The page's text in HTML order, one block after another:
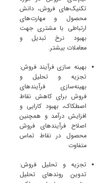
تکنیک‌های فروش، دانش
محصول و مهارت‌های
ارتباطی با مشتری جهت
بهبود نرخ تبدیل و
معاملات بیشتر.
بهینه سازی فرآیند فروش:
تجزیه و تحلیل و
بهینه‌سازی فرآیندهای
فروش برای کاهش نقاط
اصطکاک، بهبود کارایی و
افزایش درآمد و همچنین
اصلاح فرآیندهای فروش
محصول در نقاط تماس
متفاوت
تجزیه و تحلیل فروش:
تدوین روندهای تحلیل